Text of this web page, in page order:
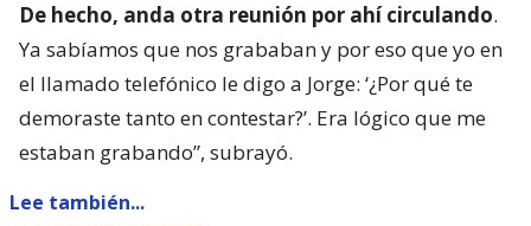
De hecho, anda otra reunión por ahí circulando.
Ya sabíamos que nos grababan y por eso que yo en
el llamado telefónico le digo a Jorge: ‘¿Por qué te
demoraste tanto en contestar?’. Era lógico que me
estaban grabando”, subrayó.
Lee también...